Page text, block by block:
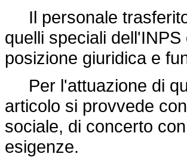
Il personale trasferito
quelli speciali
posizione giuridica e
Per l'attuazione di
articolo si provvede
sociale, di concerto
esigenze.